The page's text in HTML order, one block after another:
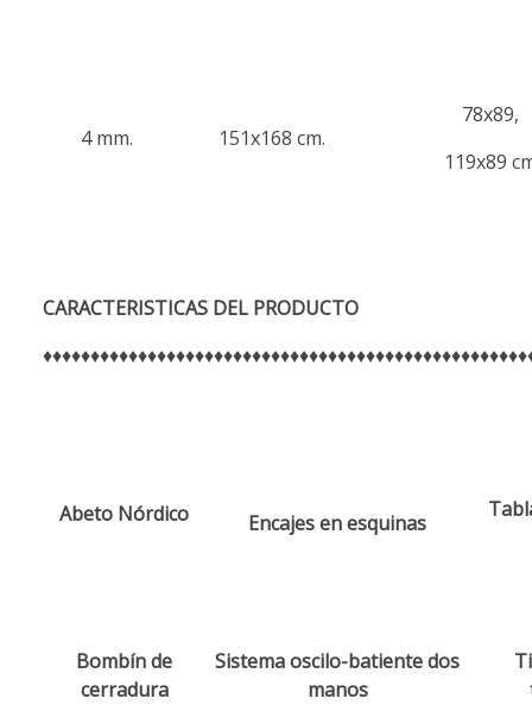
4 mm. 151x168 cm.
78x89,
119x89
CARACTERISTICAS DEL PRODUCTO
Abeto Nórdico Encajes en esquinas
Bombín de
cerradura
Sistema oscilo-batiente dos
manos